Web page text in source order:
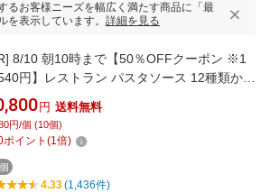
るお客様ニーズを幅広く満たす商品に「最
を表示しています。 詳細を見る
8/10 朝10時まで【50％OFFクーポン ※1
円】レストラン パスタソース 12種類から
る パスタ ソース セット (10個 麺なし)
PastaSauce 手作り 送料無料 冷凍 グルメ 食
取り寄せ ギフト プレゼント スパゲッティ
円 送料無料
円/個 (10個)
ポイント (1倍)
4.33(1,436件)